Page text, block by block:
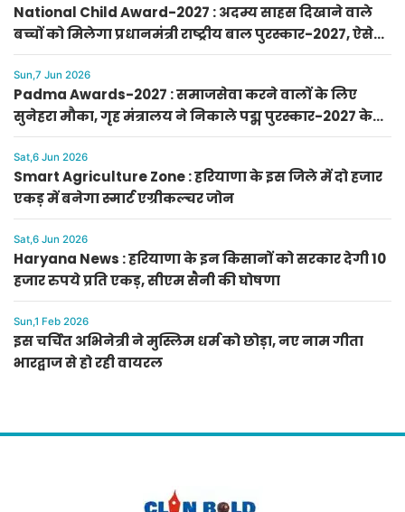
National Child Award-2027 : अदम्य साहस दिखाने वाले
बच्चों को मिलेगा प्रधानमंत्री राष्ट्रीय बाल पुरस्कार-2027, ऐसे
करें आवेदन
Sun,7 Jun 2026
Padma Awards-2027 : समाजसेवा करने वालों के लिए
सुनेहरा मौका, गृह मंत्रालय ने निकाले पद्म पुरस्कार-2027 के
लिए आवेदन
Sat,6 Jun 2026
Smart Agriculture Zone : हरियाणा के इस जिले में दो हजार
एकड़ में बनेगा स्मार्ट एग्रीकल्चर जोन
Sat,6 Jun 2026
Haryana News : हरियाणा के इन किसानों को सरकार देगी 10
हजार रुपये प्रति एकड़, सीएम सैनी की घोषणा
Sun,1 Feb 2026
इस चर्चित अभिनेत्री ने मुस्लिम धर्म को छोड़ा, नए नाम गीता
भारद्वाज से हो रही वायरल